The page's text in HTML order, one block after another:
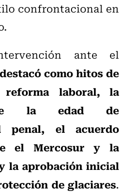
confrontacional en
ante el
como hitos de
laboral, la
la edad de
penal, el acuerdo
el Mercosur y la
la aprobación inicial
de glaciares.